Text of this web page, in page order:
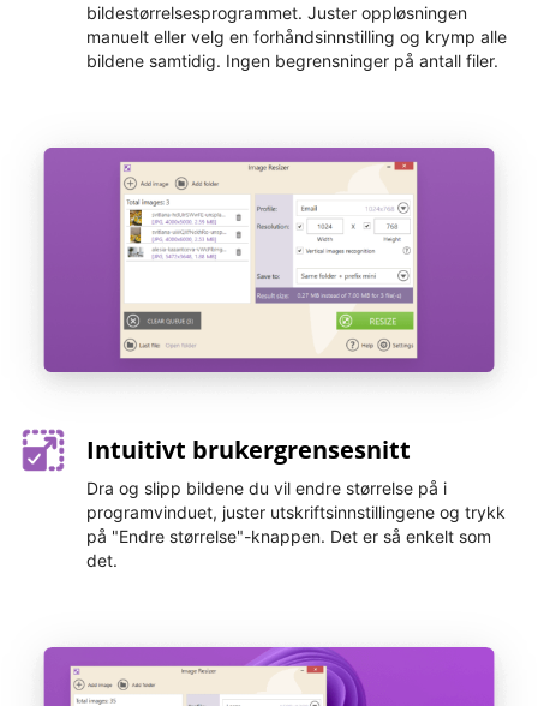
bildestørrelsesprogrammet. Juster oppløsningen
manuelt eller velg en forhåndsinnstilling og krymp alle
bildene samtidig. Ingen begrensninger på antall filer.
Intuitivt brukergrensesnitt
Dra og slipp bildene du vil endre størrelse på i
programvinduet, juster utskriftsinnstillingene og trykk
på "Endre størrelse"-knappen. Det er så enkelt som
det.